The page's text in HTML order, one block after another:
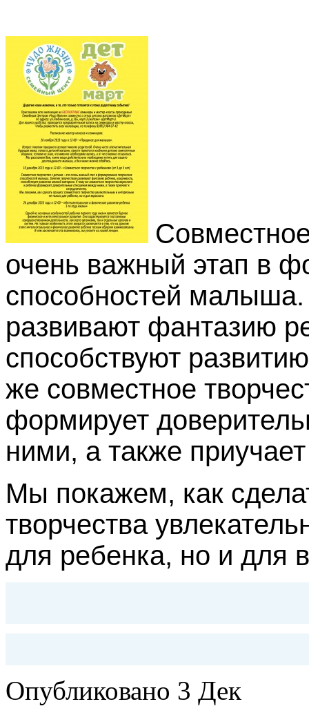
очень важный этап в
способностей малыша.
развивают фантазию
способствуют
же совместное
формирует
ними, а также
Мы покажем, как
творчества
для ребенка, но и для
Опубликовано 3 Дек